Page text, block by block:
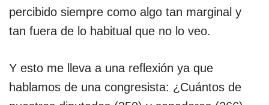
percibido siempre como algo tan marginal y
tan fuera de lo habitual que no lo veo.
Y esto me lleva a una reflexión ya que
hablamos de una congresista: ¿Cuántos de